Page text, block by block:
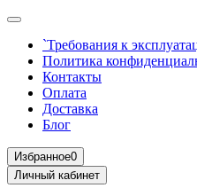
`Требования к
Политика
Контакты
Оплата
Доставка
Блог
Избранное0
Личный кабинет